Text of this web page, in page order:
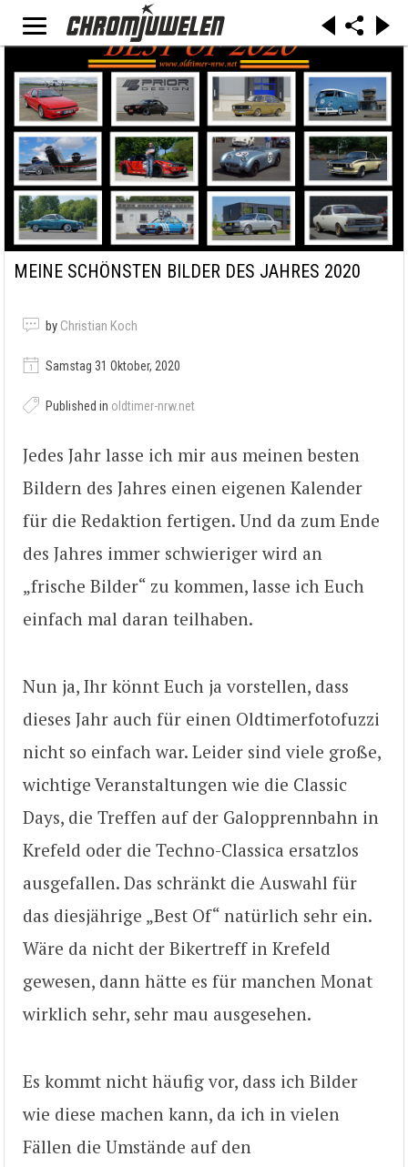
MEINE SCHÖNSTEN BILDER DES JAHRES 2020
by Christian Koch
Samstag 31 Oktober, 2020
Published in oldtimer-nrw.net
Jedes Jahr lasse ich mir aus meinen besten
Bildern des Jahres einen eigenen Kalender
für die Redaktion fertigen. Und da zum Ende
des Jahres immer schwieriger wird an
„frische Bilder“ zu kommen, lasse ich Euch
einfach mal daran teilhaben.
Nun ja, Ihr könnt Euch ja vorstellen, dass
dieses Jahr auch für einen Oldtimerfotofuzzi
nicht so einfach war. Leider sind viele große,
wichtige Veranstaltungen wie die Classic
Days, die Treffen auf der Galopprennbahn in
Krefeld oder die Techno-Classica ersatzlos
ausgefallen. Das schränkt die Auswahl für
das diesjährige „Best Of“ natürlich sehr ein.
Wäre da nicht der Bikertreff in Krefeld
gewesen, dann hätte es für manchen Monat
wirklich sehr, sehr mau ausgesehen.
Es kommt nicht häufig vor, dass ich Bilder
wie diese machen kann, da ich in vielen
Fällen die Umstände auf den